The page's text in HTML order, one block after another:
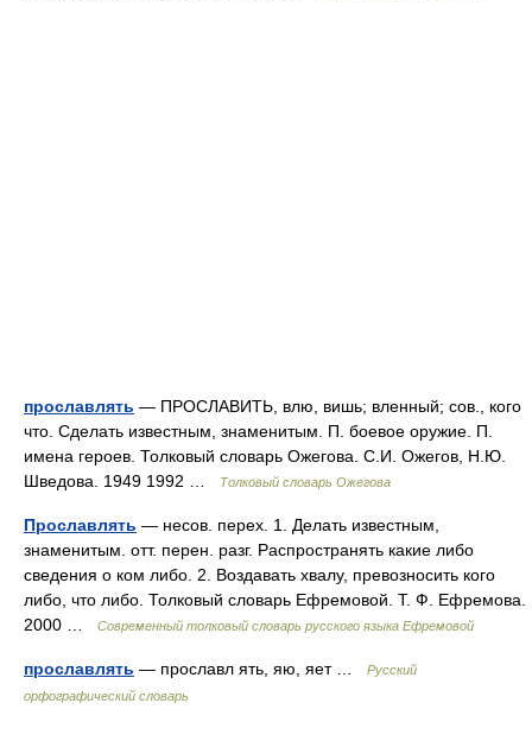
прославлять — ПРОСЛАВИТЬ, влю, вишь; вленный; сов., кого
что. Сделать известным, знаменитым. П. боевое оружие. П.
имена героев. Толковый словарь Ожегова. С.И. Ожегов, Н.Ю.
Шведова. 1949 1992 …
Толковый словарь Ожегова
Прославлять — несов. перех. 1. Делать известным,
знаменитым. отт. перен. разг. Распространять какие либо
сведения о ком либо. 2. Воздавать хвалу, превозносить кого
либо, что либо. Толковый словарь Ефремовой. Т. Ф. Ефремова.
2000 …
Современный толковый словарь русского языка Ефремовой
прославлять — прославл ять, яю, яет …
Русский
орфографический словарь